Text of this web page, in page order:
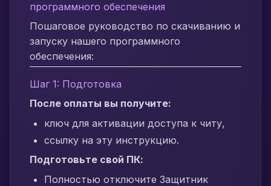
программного обеспечения
Пошаговое руководство по скачиванию и
запуску нашего программного
обеспечения:
Шаг 1: Подготовка
После оплаты вы получите:
ключ для активации доступа к читу,
ссылку на эту инструкцию.
Подготовьте свой ПК:
Полностью отключите Защитник